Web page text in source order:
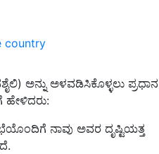
country
ಅನ್ನು ಅಳವಡಿಸಿಕೊಳ್ಳಲು ಪ್ರಧಾನ
ಹೇಳಿದರು:
ನಾವು ಅವರ ದೃಷ್ಟಿಯತ್ತ